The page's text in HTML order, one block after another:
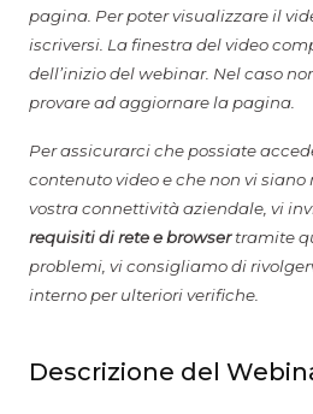
pagina. Per poter visualizzare il
iscriversi. La finestra del video
dell’inizio del webinar. Nel caso
provare ad aggiornare la pagina.
Per assicurarci che possiate
contenuto video e che non vi
vostra connettività aziendale, vi
requisiti di rete e browsertramite
problemi, vi consigliamo di
interno per ulteriori verifiche.
Descrizione del